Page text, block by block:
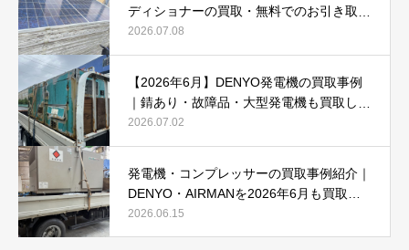
ディショナーの買取・無料でのお引き取り
強化中です(^^♪
2026.07.08
【2026年6月】DENYO発電機の買取事例
｜錆あり・故障品・大型発電機も買取しま
した
2026.07.02
発電機・コンプレッサーの買取事例紹介｜
DENYO・AIRMANを2026年6月も買取強
化中
2026.06.15